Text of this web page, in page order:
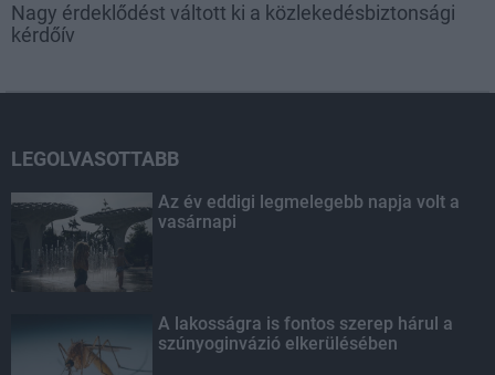
Nagy érdeklődést váltott ki a közlekedésbiztonsági
kérdőív
LEGOLVASOTTABB
Az év eddigi legmelegebb napja volt a
vasárnapi
A lakosságra is fontos szerep hárul a
szúnyoginvázió elkerülésében